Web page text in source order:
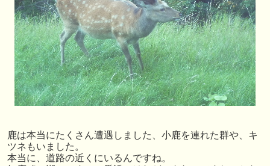
鹿は本当にたくさん遭遇しました、小鹿を連れた群や、キ
ツネもいました。
本当に、道路の近くにいるんですね。